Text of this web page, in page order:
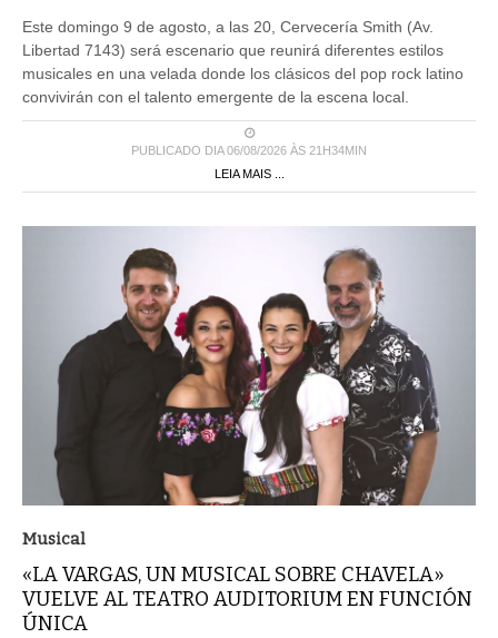
Este domingo 9 de agosto, a las 20, Cervecería Smith (Av.
Libertad 7143) será escenario que reunirá diferentes estilos
musicales en una velada donde los clásicos del pop rock latino
convivirán con el talento emergente de la escena local.
PUBLICADO DIA 06/08/2026 ÀS 21H34MIN
LEIA MAIS ...
Musical
«LA VARGAS, UN MUSICAL SOBRE CHAVELA»
VUELVE AL TEATRO AUDITORIUM EN FUNCIÓN
ÚNICA